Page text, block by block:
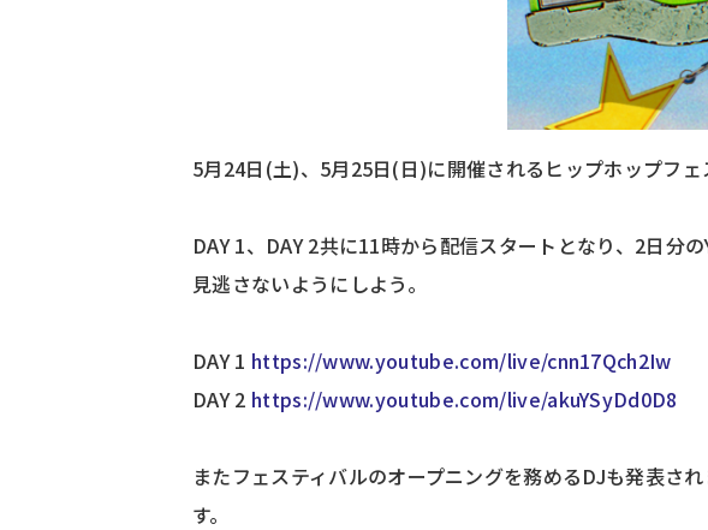
5月24日(土)、5月25日(日)に開催されるヒップホップフ
DAY 1、DAY 2共に11時から配信スタートとなり、2日
見逃さないようにしよう。
DAY 1 https://www.youtube.com/live/cnn17Qch2Iw
DAY 2 https://www.youtube.com/live/akuYSyDd0D8
またフェスティバルのオープニングを務めるDJも発表さ
す。